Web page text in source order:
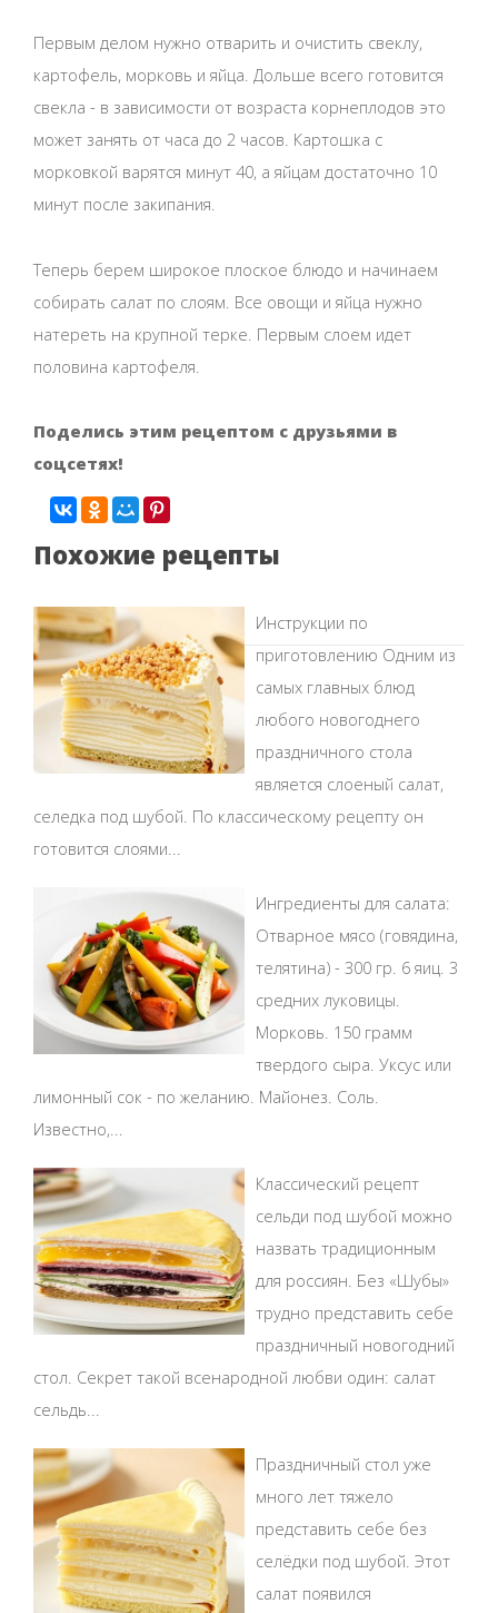
Первым делом нужно отварить и очистить свеклу,
картофель, морковь и яйца. Дольше всего готовится
свекла - в зависимости от возраста корнеплодов это
может занять от часа до 2 часов. Картошка с
морковкой варятся минут 40, а яйцам достаточно 10
минут после закипания.
Теперь берем широкое плоское блюдо и начинаем
собирать салат по слоям. Все овощи и яйца нужно
натереть на крупной терке. Первым слоем идет
половина картофеля.
Поделись этим рецептом с друзьями в
соцсетях!
Похожие рецепты
Инструкции по
приготовлению Одним из
самых главных блюд
любого новогоднего
праздничного стола
является слоеный салат,
селедка под шубой. По классическому рецепту он
готовится слоями...
Ингредиенты для салата:
Отварное мясо (говядина,
телятина) - 300 гр. 6 яиц. 3
средних луковицы.
Морковь. 150 грамм
твердого сыра. Уксус или
лимонный сок - по желанию. Майонез. Соль.
Известно,...
Классический рецепт
сельди под шубой можно
назвать традиционным
для россиян. Без «Шубы»
трудно представить себе
праздничный новогодний
стол. Секрет такой всенародной любви один: салат
сельдь...
Праздничный стол уже
много лет тяжело
представить себе без
селёдки под шубой. Этот
салат появился